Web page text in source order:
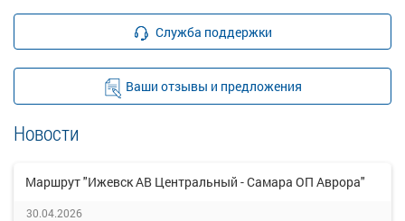
Служба поддержки
Ваши отзывы и предложения
Новости
Маршрут "Ижевск АВ Центральный - Самара ОП Аврора"
30.04.2026